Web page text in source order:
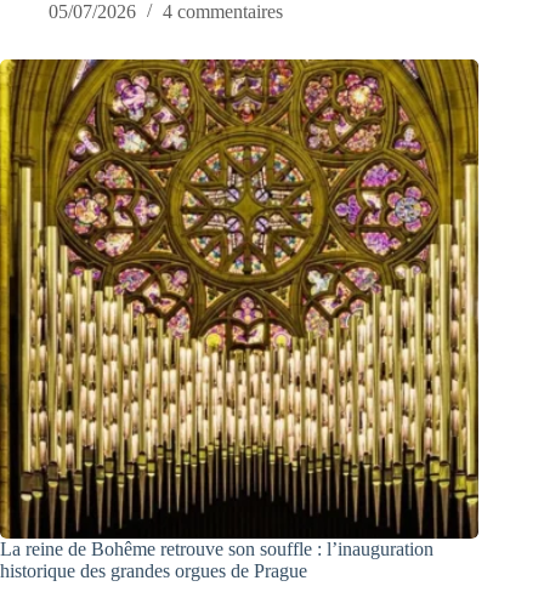
05/07/2026
4 commentaires
La reine de Bohême retrouve son souffle : l’inauguration
historique des grandes orgues de Prague